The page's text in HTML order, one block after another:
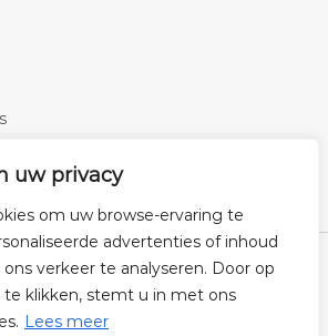
uw privacy
om uw browse-ervaring te
advertenties of inhoud
verkeer te analyseren. Door op
te klikken, stemt u in met ons
Lees meer